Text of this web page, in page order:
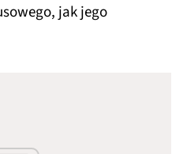
jak jego